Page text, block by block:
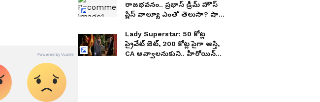
50 కోట్ల ప్రైవేట్
పైగా ఆస్తి, CA
హీరోయిన్ అయిన
రాజభవనం.. ప్రభాస్ డ్రీమ్ హౌస్
ప్లేస్ వాల్యూ ఎంతో తెలుసా? షాక్
Lady Superstar: 50 కోట్ల
ప్రైవేట్ జెట్, 200 కోట్ల పైగా ఆస్తి,
CA అవ్వాలనుకుని.. హీరోయిన్